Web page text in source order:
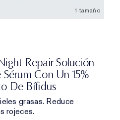
1 tamaño
Repair Solución
Con Un 15%
De Bífidus
grasas. Reduce
rojeces.